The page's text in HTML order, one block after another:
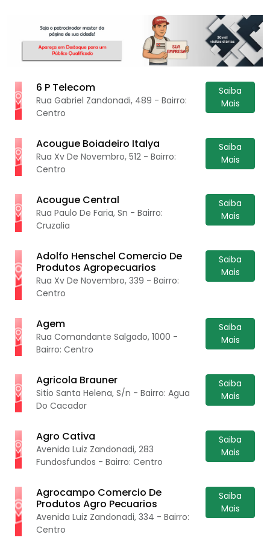
6 P Telecom
Rua Gabriel Zandonadi, 489 - Bairro:
Centro
Saiba
Mais
Acougue Boiadeiro Italya
Rua Xv De Novembro, 512 - Bairro:
Centro
Saiba
Mais
Acougue Central
Rua Paulo De Faria, Sn - Bairro:
Cruzalia
Saiba
Mais
Adolfo Henschel Comercio De
Produtos Agropecuarios
Rua Xv De Novembro, 339 - Bairro:
Centro
Saiba
Mais
Agem
Rua Comandante Salgado, 1000 -
Bairro: Centro
Saiba
Mais
Agricola Brauner
Sitio Santa Helena, S/n - Bairro: Agua
Do Cacador
Saiba
Mais
Agro Cativa
Avenida Luiz Zandonadi, 283
Fundosfundos - Bairro: Centro
Saiba
Mais
Agrocampo Comercio De
Produtos Agro Pecuarios
Avenida Luiz Zandonadi, 334 - Bairro:
Centro
Saiba
Mais